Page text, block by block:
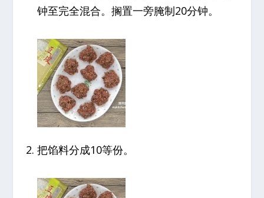
钟至完全混合。搁置一旁腌制20分钟。
把馅料分成10等份。